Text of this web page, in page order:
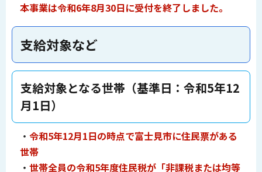
本事業は令和6年8月30日に受付を終了しました。
支給対象など
支給対象となる世帯（基準日：令和5年12
月1日）
・ 令和5年12月1日の時点で富士見市に住民票がある
世帯
・ 世帯全員の令和5年度住民税が「非課税または均等